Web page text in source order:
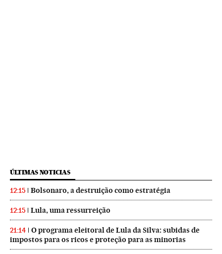
ÚLTIMAS NOTICIAS
12:15 Bolsonaro, a destruição como estratégia
12:15 Lula, uma ressurreição
21:14
O programa eleitoral de Lula da Silva: subidas de
impostos para os ricos e proteção para as minorias